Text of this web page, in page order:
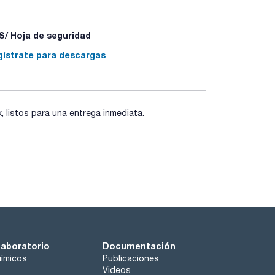
Hoja de seguridad
para descargas
para una entrega inmediata.
Documentación
Publicaciones
Videos